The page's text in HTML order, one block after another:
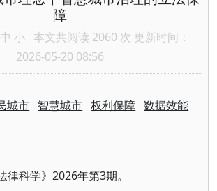
障
中 小 本文共阅读 2060 次 更新时间：
2026-05-20 08:56
城市 智慧城市 权利保障 数据效能
律科学》 2026年第3期。